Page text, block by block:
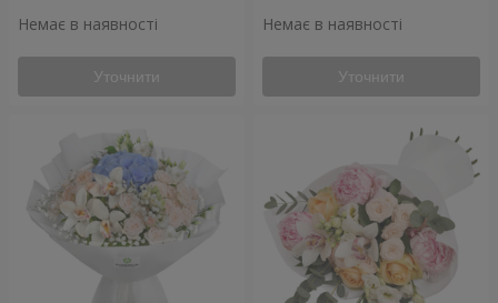
Немає в наявності
Уточнити
Немає в наявності
Уточнити